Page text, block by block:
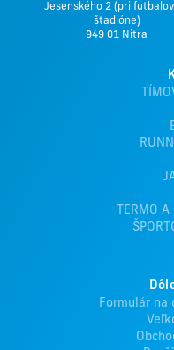
Jesenského 2 (pri
štadióne)
949 01 Nitra
TERMO A
Formulár na